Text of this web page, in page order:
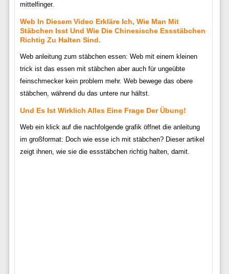
mittelfinger.
Web In Diesem Video Erkläre Ich, Wie Man Mit
Stäbchen Isst Und Wie Die Chinesische Essstäbchen
Richtig Zu Halten Sind.
Web anleitung zum stäbchen essen: Web mit einem kleinen
trick ist das essen mit stäbchen aber auch für ungeübte
feinschmecker kein problem mehr. Web bewege das obere
stäbchen, während du das untere nur hältst.
Und Es Ist Wirklich Alles Eine Frage Der Übung!
Web ein klick auf die nachfolgende grafik öffnet die anleitung
im großformat: Doch wie esse ich mit stäbchen? Dieser artikel
zeigt ihnen, wie sie die essstäbchen richtig halten, damit.